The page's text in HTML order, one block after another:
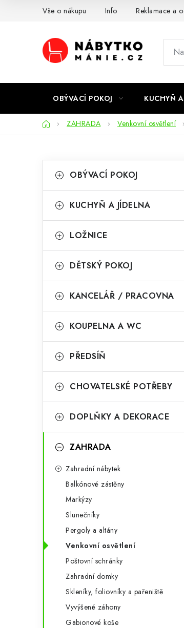
Vše o nákupu Info Reklamace a
OBÝVACÍ POKOJ KUCHYŇ
DomůZAHRADA Venkovní osvětlení
o
t
r
n
n
p
e
kategorie
a
e
o
i
OBÝVACÍ POKOJ
KUCHYŇ A JÍDELNA
LOŽNICE
DĚTSKÝ POKOJ
KANCELÁŘ / PRACOVNA
KOUPELNA A WC
PŘEDSÍŇ
CHOVATELSKÉ POTŘEBY
DOPLŇKY A DEKORACE
ZAHRADA
Zahradní nábytek
Balkónové zástěny
Markýzy
Slunečníky
Pergoly a altány
Venkovní osvětlení
Poštovní schránky
Zahradní domky
Skleníky, foliovníky a pařeniště
Vyvýšené záhony
Gabionové koše